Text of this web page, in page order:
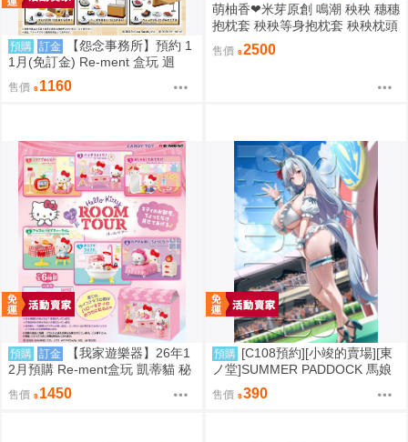
預購 訂金
【怨念事務所】預約 1
1月(免訂金) Re-ment 盒玩 迴
轉、幸福的一盤 藏壽司 中盒6入
0823
售價 1160
萌柚香❤米芽原創 鳴潮 秧秧 穗穗
抱枕套 秧秧等身抱枕套 秧秧枕頭
套 穗穗枕套 動漫等身抱枕套
售價 2500
預購 訂金
【我家遊樂器】26年1
2月預購 Re-ment盒玩 凱蒂貓 秘
密房間之旅
售價 1450
預購 [C108預約][小竣的賣場][東
ノ堂]SUMMER PADDOCK 馬娘
同人誌id=3787232
售價 390